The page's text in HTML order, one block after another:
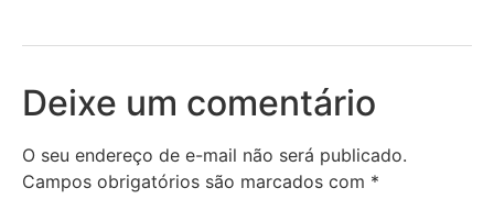
Deixe um comentário
O seu endereço de e-mail não será publicado.
Campos obrigatórios são marcados com *